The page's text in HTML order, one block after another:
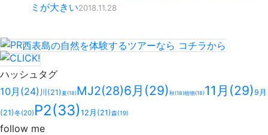
ミが大きい2018.11.28
西表島の自然を体験するツアーなら コチラから
ハッシュタグ
10月 (24) 川 (21)夏(18)MJ2(28)6月 (29)秋(18)植物(18)11月 (29)9月
(21)冬(20) P2(33)12月 (21)森(19)
follow me